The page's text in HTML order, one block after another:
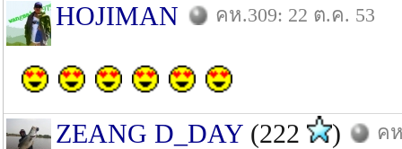
HOJIMAN คห.309: 22 ต.ค. 53
ZEANG D_DAY (222 ) ค